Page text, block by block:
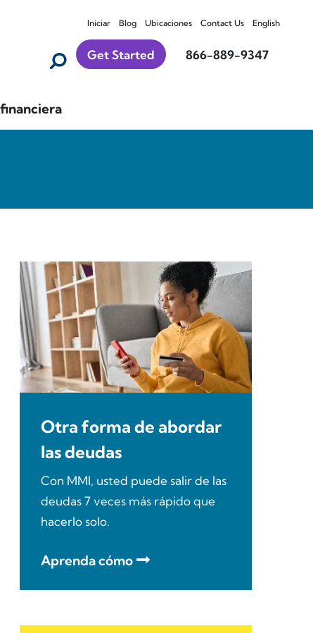
Iniciar Blog Ubicaciones Contact Us English
Get Started 866-889-9347
Otra forma de abordar
las deudas
Con MMI, usted puede salir de las
deudas 7 veces más rápido que
hacerlo solo.
Aprenda cómo